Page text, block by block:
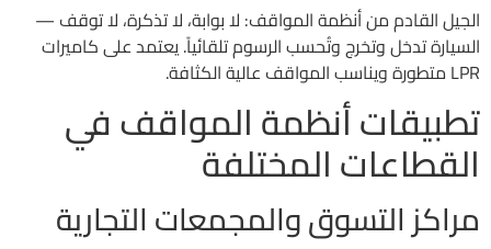
الجيل القادم من أنظمة المواقف: لا بوابة، لا تذكرة، لا توقف —
السيارة تدخل وتخرج وتُحسب الرسوم تلقائياً. يعتمد على كاميرات
LPR متطورة ويناسب المواقف عالية الكثافة.
تطبيقات أنظمة المواقف في
القطاعات المختلفة
مراكز التسوق والمجمعات التجارية